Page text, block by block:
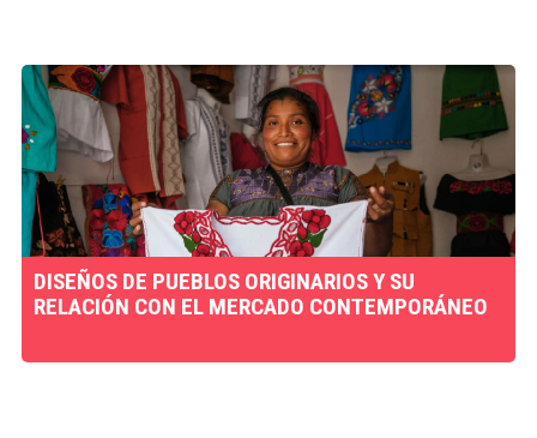
DISEÑOS DE PUEBLOS ORIGINARIOS Y SU
RELACIÓN CON EL MERCADO CONTEMPORÁNEO